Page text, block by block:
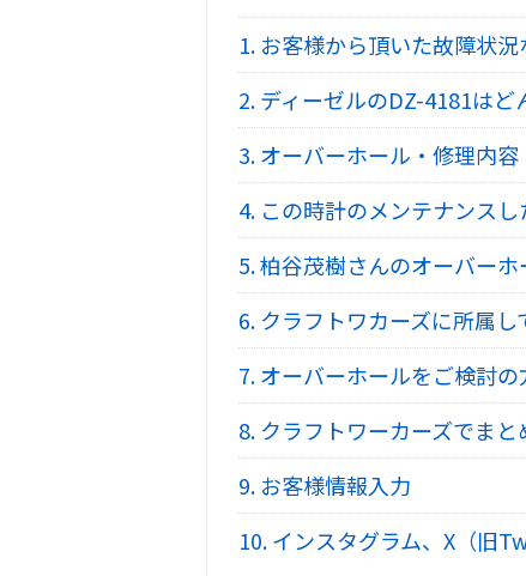
1. お客様から頂いた故障状況
2.ディーゼルのDZ-4181はど
3.オーバーホール・修理内容
4. この時計のメンテナンス
5.柏谷茂樹さんのオーバーホ
6. クラフトワカーズに所属
7.オーバーホールをご検討の
8. クラフトワーカーズでま
9. お客様情報入力
10.インスタグラム、X（旧